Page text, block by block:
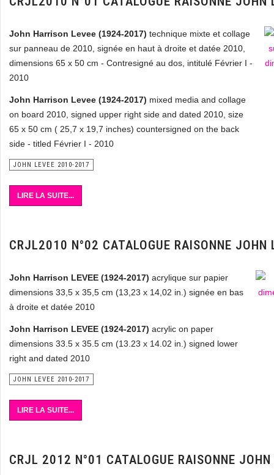
John Harrison Levee (1924-2017) technique mixte et collage
sur panneau de 2010, signée en haut à droite et datée 2010,
dimensions 65 x 50 cm - Contresigné au dos, intitulé Février I -
2010
John Harrison Levee (1924-2017) mixed media and collage
on board 2010, signed upper right side and dated 2010, size
65 x 50 cm ( 25,7 x 19,7 inches) countersigned on the back
side - titled Février I - 2010
JOHN LEVEE 2010-2017
LIRE LA SUITE...
CRJL2010 N°02 CATALOGUE RAISONNE JOHN
John Harrison LEVEE (1924-2017) acrylique sur papier
dimensions 33,5 x 35,5 cm (13,23 x 14,02 in.) signée en bas
à droite et datée 2010
John Harrison LEVEE (1924-2017) acrylic on paper
dimensions 33.5 x 35.5 cm (13.23 x 14.02 in.) signed lower
right and dated 2010
JOHN LEVEE 2010-2017
LIRE LA SUITE...
CRJL 2012 N°01 CATALOGUE RAISONNE JOHN